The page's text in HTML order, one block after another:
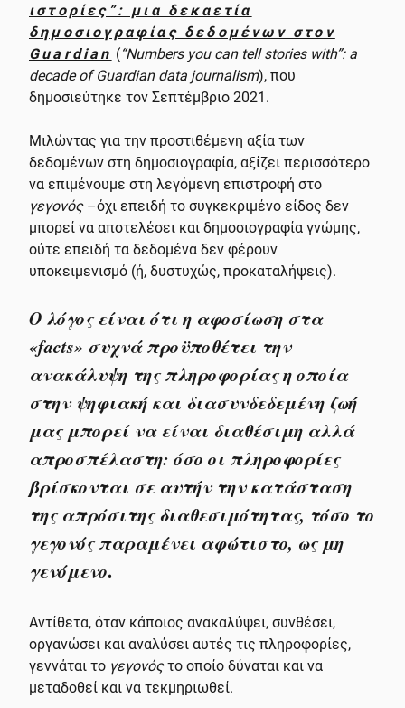
ιστορίες”: μια δεκαετία
δημοσιογραφίας δεδομένων στον
Guardian (“Numbers you can tell stories with”: a
decade of Guardian data journalism), που
δημοσιεύτηκε τον Σεπτέμβριο 2021.
Μιλώντας για την προστιθέμενη αξία των
δεδομένων στη δημοσιογραφία, αξίζει περισσότερο
να επιμένουμε στη λεγόμενη επιστροφή στο
γεγονός–όχι επειδή το συγκεκριμένο είδος δεν
μπορεί να αποτελέσει και δημοσιογραφία γνώμης,
ούτε επειδή τα δεδομένα δεν φέρουν
υποκειμενισμό (ή, δυστυχώς, προκαταλήψεις).
Ο λόγος είναι ότι η αφοσίωση στα
«facts» συχνά προϋποθέτει την
ανακάλυψη της πληροφορίας η οποία
στην ψηφιακή και διασυνδεδεμένη ζωή
μας μπορεί να είναι διαθέσιμη αλλά
απροσπέλαστη: όσο οι πληροφορίες
βρίσκονται σε αυτήν την κατάσταση
της απρόσιτης διαθεσιμότητας, τόσο το
γεγονός παραμένει αφώτιστο, ως μη
γενόμενο.
Αντίθετα, όταν κάποιος ανακαλύψει, συνθέσει,
οργανώσει και αναλύσει αυτές τις πληροφορίες,
γεννάται το γεγονόςτο οποίο δύναται και να
μεταδοθεί και να τεκμηριωθεί.